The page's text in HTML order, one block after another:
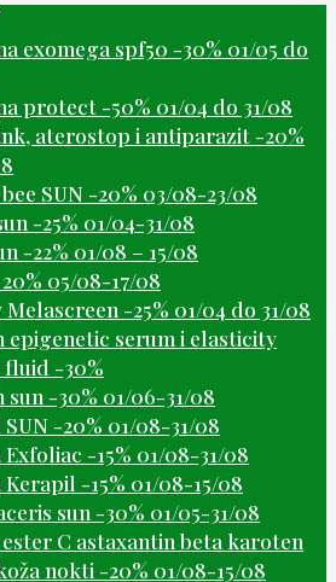
exomega spf50 -30% 01/05 do
protect -50% 01/04 do 31/08
aterostop i antiparazit -20%
SUN -20% 03/08-23/08
-25% 01/04-31/08
-22% 01/08 – 15/08
05/08-17/08
-25% 01/04 do 31/08
epigenetic serum i elasticity
-30%
sun -30% 01/06-31/08
-20% 01/08-31/08
-15% 01/08-31/08
Kerapil -15% 01/08-15/08
sun -30% 01/05-31/08
C astaxantin beta karoten
nokti -20% 01/08-15/08